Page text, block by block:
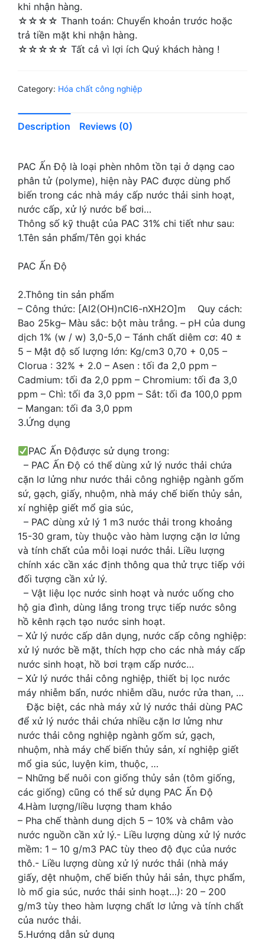
khi nhận hàng.
☆☆☆☆ Thanh toán: Chuyển khoản trước hoặc
trả tiền mặt khi nhận hàng.
☆☆☆☆☆ Tất cả vì lợi ích Quý khách hàng !
Category: Hóa chất công nghiệp
Description Reviews (0)
PAC Ấn Độ là loại phèn nhôm tồn tại ở dạng cao
phân tử (polyme), hiện này PAC được dùng phổ
biến trong các nhà máy cấp nước thải sinh hoạt,
nước cấp, xử lý nước bể bơi…
Thông số kỹ thuật của PAC 31% chi tiết như sau:
1.Tên sản phẩm/Tên gọi khác
PAC Ấn Độ
2.Thông tin sản phẩm
– Công thức: [Al2(OH)nCl6-nXH2O]m Quy cách:
Bao 25kg– Màu sắc: bột màu trắng. – pH của dung
dịch 1% (w / w) 3,0-5,0 – Tánh chất diêm cơ: 40 ±
5 – Mật độ số lượng lớn: Kg/cm3 0,70 + 0,05 –
Clorua : 32% + 2.0 – Asen : tối đa 2,0 ppm –
Cadmium: tối đa 2,0 ppm – Chromium: tối đa 3,0
ppm – Chì: tối đa 3,0 ppm – Sắt: tối đa 100,0 ppm
– Mangan: tối đa 3,0 ppm
3.Ứng dụng
PAC Ấn Độđược sử dụng trong:
– PAC Ấn Độ có thể dùng xử lý nước thải chứa
cặn lơ lửng như nước thải công nghiệp ngành gốm
sứ, gạch, giấy, nhuộm, nhà máy chế biến thủy sản,
xí nghiệp giết mổ gia súc,
– PAC dùng xử lý 1 m3 nước thải trong khoảng
15-30 gram, tùy thuộc vào hàm lượng cặn lơ lửng
và tính chất của mỗi loại nước thải. Liều lượng
chính xác cần xác định thông qua thử trực tiếp với
đối tượng cần xử lý.
– Vật liệu lọc nước sinh hoạt và nước uống cho
hộ gia đình, dùng lắng trong trực tiếp nước sông
hồ kênh rạch tạo nước sinh hoạt.
– Xử lý nước cấp dân dụng, nước cấp công nghiệp:
xử lý nước bề mặt, thích hợp cho các nhà máy cấp
nước sinh hoạt, hồ bơi trạm cấp nước…
– Xử lý nước thải công nghiệp, thiết bị lọc nước
máy nhiễm bẩn, nước nhiễm dầu, nước rửa than, …
Đặc biệt, các nhà máy xử lý nước thải dùng PAC
để xử lý nước thải chứa nhiều cặn lơ lửng như
nước thải công nghiệp ngành gốm sứ, gạch,
nhuộm, nhà máy chế biến thủy sản, xí nghiệp giết
mổ gia súc, luyện kim, thuộc, …
– Những bể nuôi con giống thủy sản (tôm giống,
các giống) cũng có thể sử dụng PAC Ấn Độ
4.Hàm lượng/liều lượng tham khảo
– Pha chế thành dung dịch 5 – 10% và châm vào
nước nguồn cần xử lý.- Liều lượng dùng xử lý nước
mềm: 1 – 10 g/m3 PAC tùy theo độ đục của nước
thô.- Liều lượng dùng xử lý nước thải (nhà máy
giấy, dệt nhuộm, chế biến thủy hải sản, thực phẩm,
lò mổ gia súc, nước thải sinh hoạt…): 20 – 200
g/m3 tùy theo hàm lượng chất lơ lửng và tính chất
của nước thải.
5.Hướng dẫn sử dụng